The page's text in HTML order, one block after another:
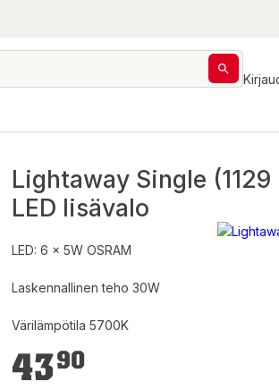
Lightaway Single (1129
LED lisävalo
LED: 6 x 5W OSRAM
Laskennallinen teho 30W
Värilämpötila 5700K
4390